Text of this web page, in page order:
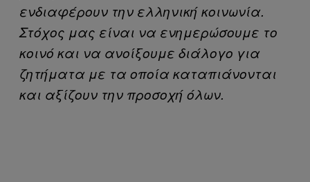
ενδιαφέρουν την ελληνική κοινωνία.
Στόχος μας είναι να ενημερώσουμε το
κοινό και να ανοίξουμε διάλογο για
ζητήματα με τα οποία καταπιάνονται
και αξίζουν την προσοχή όλων.